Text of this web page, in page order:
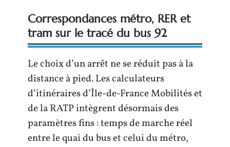
Correspondances métro, RER et
tram sur le tracé du bus 92
Le choix d’un arrêt ne se réduit pas à la
distance à pied. Les calculateurs
d’itinéraires d’Île-de-France Mobilités et
de la RATP intègrent désormais des
paramètres fins : temps de marche réel
entre le quai du bus et celui du métro,